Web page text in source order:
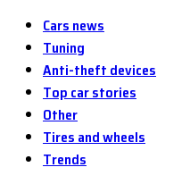
Cars news
Tuning
Anti-theft devices
Top car stories
Other
Tires and wheels
Trends